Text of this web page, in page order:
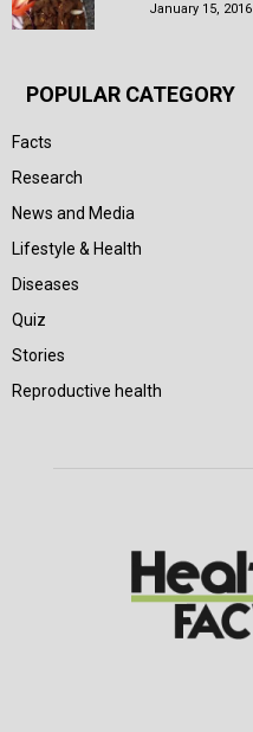
January 15, 2016
POPULAR CATEGORY
Facts
Research
News and Media
Lifestyle & Health
Diseases
Quiz
Stories
Reproductive health